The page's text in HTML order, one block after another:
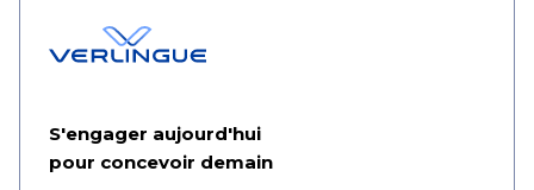
S'engager aujourd'hui
pour concevoir demain